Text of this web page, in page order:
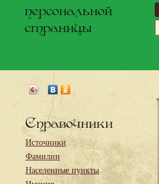
персональной
страницы
Справочники
Источники
Фамилии
Населенные пункты